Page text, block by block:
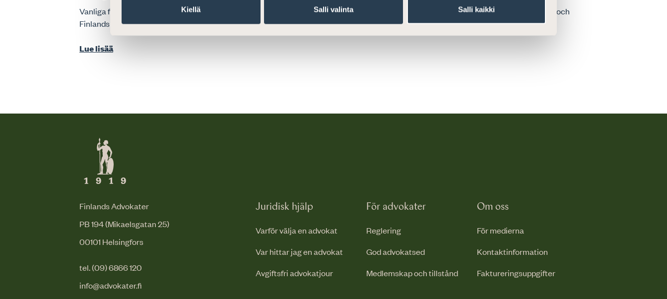
Kiellä Salli valinta Salli kaikki
Vanliga frågor om advokatverksamhet och medlemskap På den här sidan har vi samlat de vanligaste frågorna om advokatverksamhet och
Finlands Advokaters medlemskap. För advokater Reglering God advokatsed Författningar och anvisningar...
Lue lisää
Finlands Advokater
PB 194 (Mikaelsgatan 25)
00101 Helsingfors
tel. (09) 6866 120
info@advokater.fi
Juridisk hjälp
Varför välja en advokat
Var hittar jag en advokat
Avgiftsfri advokatjour
För advokater
Reglering
God advokatsed
Medlemskap och tillstånd
Om oss
För medierna
Kontaktinformation
Faktureringsuppgifter